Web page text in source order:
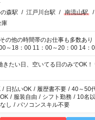
森駅 / 江戸川台駅 / 南流山駅 /
庫
～18：00 11：00～20：00 14：
00 18：00～23：00 22：00～7
たい日、空いてる日のみでOK！
/ 日払いOK / 履歴書不要 / 40～50
/ 服装自由 / シフト勤務 / 10名
し / パソコンスキル不要